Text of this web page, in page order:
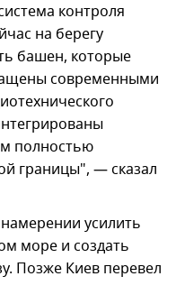
контроля
на берегу
башен, которые
современными
полностью
границы", — сказал
усилить
море и создать
Позже Киев перевел